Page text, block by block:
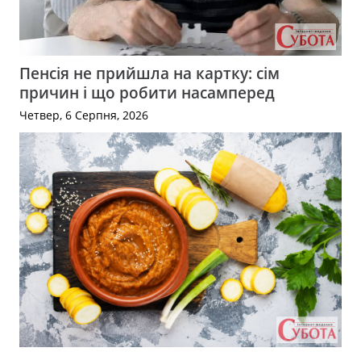
Пенсія не прийшла на картку: сім
причин і що робити насамперед
Четвер, 6 Серпня, 2026